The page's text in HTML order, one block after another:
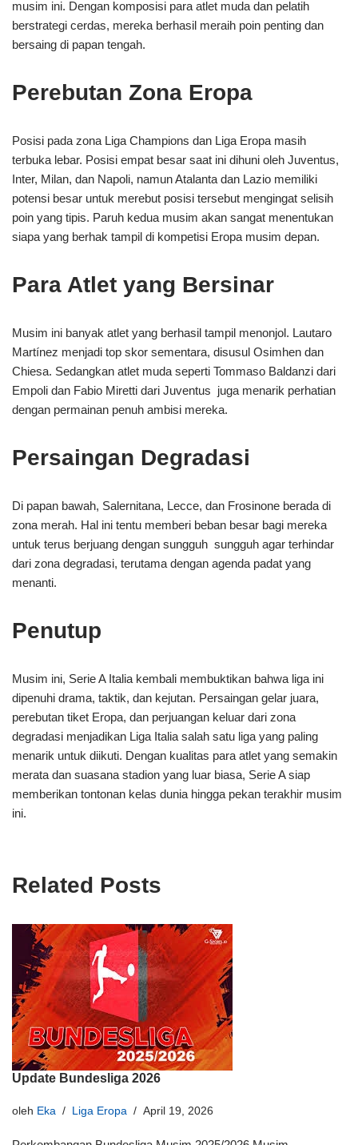
musim ini. Dengan komposisi para atlet muda dan pelatih
berstrategi cerdas, mereka berhasil meraih poin penting dan
bersaing di papan tengah.
Perebutan Zona Eropa
Posisi pada zona Liga Champions dan Liga Eropa masih
terbuka lebar. Posisi empat besar saat ini dihuni oleh Juventus,
Inter, Milan, dan Napoli, namun Atalanta dan Lazio memiliki
potensi besar untuk merebut posisi tersebut mengingat selisih
poin yang tipis. Paruh kedua musim akan sangat menentukan
siapa yang berhak tampil di kompetisi Eropa musim depan.
Para Atlet yang Bersinar
Musim ini banyak atlet yang berhasil tampil menonjol. Lautaro
Martínez menjadi top skor sementara, disusul Osimhen dan
Chiesa. Sedangkan atlet muda seperti Tommaso Baldanzi dari
Empoli dan Fabio Miretti dari Juventus juga menarik perhatian
dengan permainan penuh ambisi mereka.
Persaingan Degradasi
Di papan bawah, Salernitana, Lecce, dan Frosinone berada di
zona merah. Hal ini tentu memberi beban besar bagi mereka
untuk terus berjuang dengan sungguh sungguh agar terhindar
dari zona degradasi, terutama dengan agenda padat yang
menanti.
Penutup
Musim ini, Serie A Italia kembali membuktikan bahwa liga ini
dipenuhi drama, taktik, dan kejutan. Persaingan gelar juara,
perebutan tiket Eropa, dan perjuangan keluar dari zona
degradasi menjadikan Liga Italia salah satu liga yang paling
menarik untuk diikuti. Dengan kualitas para atlet yang semakin
merata dan suasana stadion yang luar biasa, Serie A siap
memberikan tontonan kelas dunia hingga pekan terakhir musim
ini.
Related Posts
Update Bundesliga 2026
oleh Eka Liga Eropa April 19, 2026